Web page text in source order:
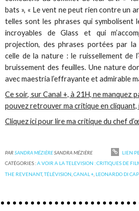
bats », « Le vent ne peut rien contre un
telles sont les phrases qui symbolisent
incroyables de Glass et qui
projection, des phrases portées par la
celle de la nature : le ruissellement de
bruissement des feuilles. Une nature
avec maestria l’effrayante et admirable
Ce soir, sur Canal +, à 21H, ne manquez
pouvez retrouver ma critique en cliquant,
Cliquez ici pour lire ma critique du chef
PARSANDRA MÉZIÈRESANDRA MÉZIÈRE LIEN
CATÉGORIES :A VOIR A LA TELEVISION : CRITIQUES DE
THE REVENANT,TÉLÉVISION ,CANAL + LEONARDO DI